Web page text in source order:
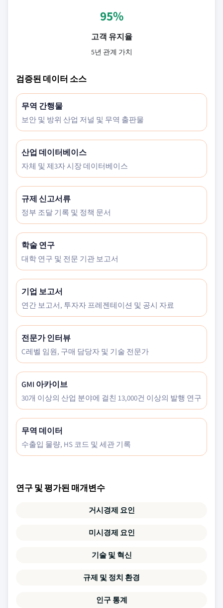
95%
고객 유지율
5년 관계 가치
검증된 데이터 소스
무역 간행물
보안 및 방위 산업 저널 및 무역 출판물
산업 데이터베이스
자체 및 제3자 시장 데이터베이스
규제 신고서류
정부 조달 기록 및 정책 문서
학술 연구
대학 연구 및 전문 기관 보고서
기업 보고서
연간 보고서, 투자자 프레젠테이션 및 공시 자료
전문가 인터뷰
C레벨 임원, 구매 담당자 및 기술 전문가
GMI 아카이브
30개 이상의 산업 분야에 걸친 13,000건 이상의 발행 연구
무역 데이터
수출입 물량, HS 코드 및 세관 기록
연구 및 평가된 매개변수
거시경제 요인
미시경제 요인
기술 및 혁신
규제 및 정치 환경
인구 통계